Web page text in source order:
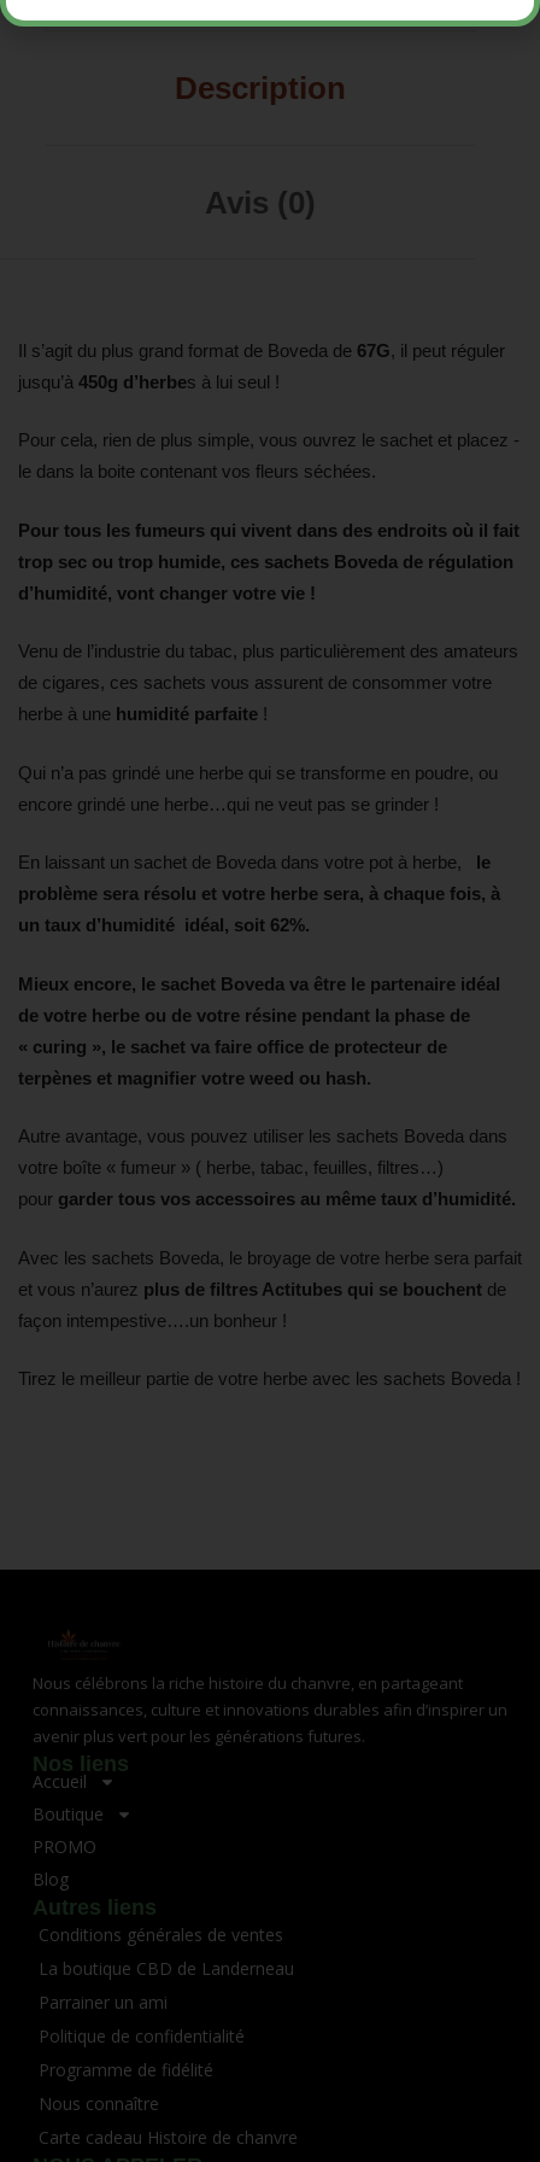
Description
Avis (0)
Il s’agit du plus grand format de Boveda de 67G, il peut réguler
jusqu’à 450g d’herbes à lui seul !
Pour cela, rien de plus simple, vous ouvrez le sachet et placez -
le dans la boite contenant vos fleurs séchées.
Pour tous les fumeurs qui vivent dans des endroits où il fait
trop sec ou trop humide, ces sachets Boveda de régulation
d’humidité, vont changer votre vie !
Venu de l’industrie du tabac, plus particulièrement des amateurs
de cigares, ces sachets vous assurent de consommer votre
herbe à une humidité parfaite !
Qui n’a pas grindé une herbe qui se transforme en poudre, ou
encore grindé une herbe…qui ne veut pas se grinder !
En laissant un sachet de Boveda dans votre pot à herbe, le
problème sera résolu et votre herbe sera, à chaque fois, à
un taux d’humidité idéal, soit 62%.
Mieux encore, le sachet Boveda va être le partenaire idéal
de votre herbe ou de votre résine pendant la phase de
« curing », le sachet va faire office de protecteur de
terpènes et magnifier votre weed ou hash.
Autre avantage, vous pouvez utiliser les sachets Boveda dans
votre boîte « fumeur » ( herbe, tabac, feuilles, filtres…)
pour garder tous vos accessoires au même taux d’humidité.
Avec les sachets Boveda, le broyage de votre herbe sera parfait
et vous n’aurez plus de filtres Actitubes qui se bouchent de
façon intempestive….un bonheur !
Tirez le meilleur partie de votre herbe avec les sachets Boveda !
Nous célébrons la riche histoire du chanvre, en partageant
connaissances, culture et innovations durables afin d’inspirer un
avenir plus vert pour les générations futures.
Nos liens
Accueil
Boutique
PROMO
Blog
Autres liens
Conditions générales de ventes
La boutique CBD de Landerneau
Parrainer un ami
Politique de confidentialité
Programme de fidélité
Nous connaître
Carte cadeau Histoire de chanvre